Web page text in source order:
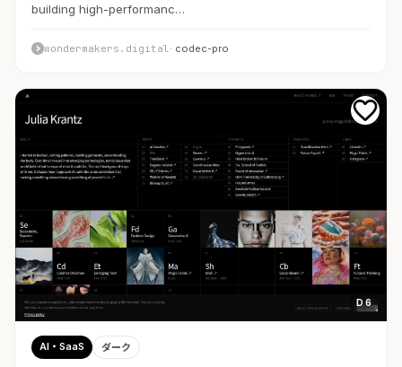
building high-performanc…
wondermakers.digital · codec-pro
D 6
AI・SaaS ダーク